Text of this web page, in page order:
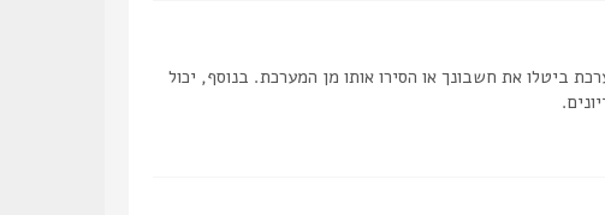
ביטלו את חשבונך או הסירו אותו מן המערכת. בנוסף, יכול